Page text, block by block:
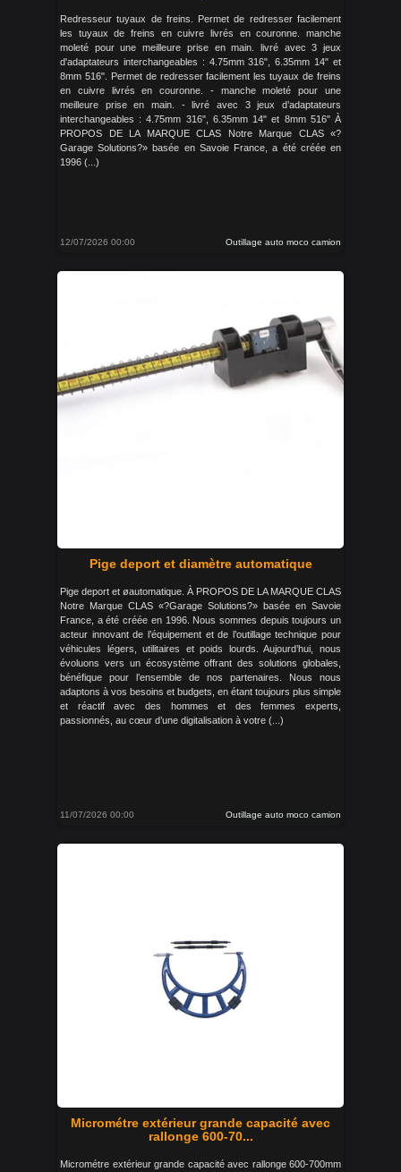
Redresseur tuyaux de freins. Permet de redresser facilement
les tuyaux de freins en cuivre livrés en couronne. manche
moleté pour une meilleure prise en main. livré avec 3 jeux
d'adaptateurs interchangeables : 4.75mm 316", 6.35mm 14" et
8mm 516". Permet de redresser facilement les tuyaux de freins
en cuivre livrés en couronne. - manche moleté pour une
meilleure prise en main. - livré avec 3 jeux d’adaptateurs
interchangeables : 4.75mm 316", 6.35mm 14" et 8mm 516" À
PROPOS DE LA MARQUE CLAS Notre Marque CLAS «?
Garage Solutions?» basée en Savoie France, a été créée en
1996 (...)
12/07/2026 00:00 Outillage auto moco camion
Pige deport et diamètre automatique
Pige deport et øautomatique. À PROPOS DE LA MARQUE CLAS
Notre Marque CLAS «?Garage Solutions?» basée en Savoie
France, a été créée en 1996. Nous sommes depuis toujours un
acteur innovant de l’équipement et de l’outillage technique pour
véhicules légers, utilitaires et poids lourds. Aujourd’hui, nous
évoluons vers un écosystème offrant des solutions globales,
bénéfique pour l’ensemble de nos partenaires. Nous nous
adaptons à vos besoins et budgets, en étant toujours plus simple
et réactif avec des hommes et des femmes experts,
passionnés, au cœur d’une digitalisation à votre (...)
11/07/2026 00:00 Outillage auto moco camion
Micrométre extérieur grande capacité avec
rallonge 600-70...
Micrométre extérieur grande capacité avec rallonge 600-700mm